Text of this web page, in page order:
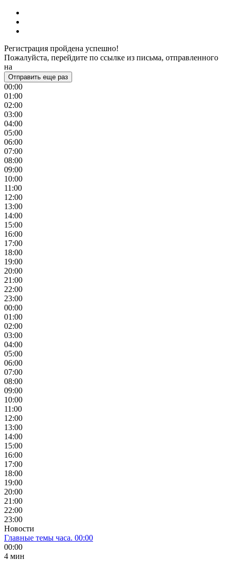
Регистрация пройдена успешно!
Пожалуйста, перейдите по ссылке из письма, отправленного
на
Отправить еще раз
00:00
01:00
02:00
03:00
04:00
05:00
06:00
07:00
08:00
09:00
10:00
11:00
12:00
13:00
14:00
15:00
16:00
17:00
18:00
19:00
20:00
21:00
22:00
23:00
00:00
01:00
02:00
03:00
04:00
05:00
06:00
07:00
08:00
09:00
10:00
11:00
12:00
13:00
14:00
15:00
16:00
17:00
18:00
19:00
20:00
21:00
22:00
23:00
Новости
Главные темы часа. 00:00
00:00
4 мин